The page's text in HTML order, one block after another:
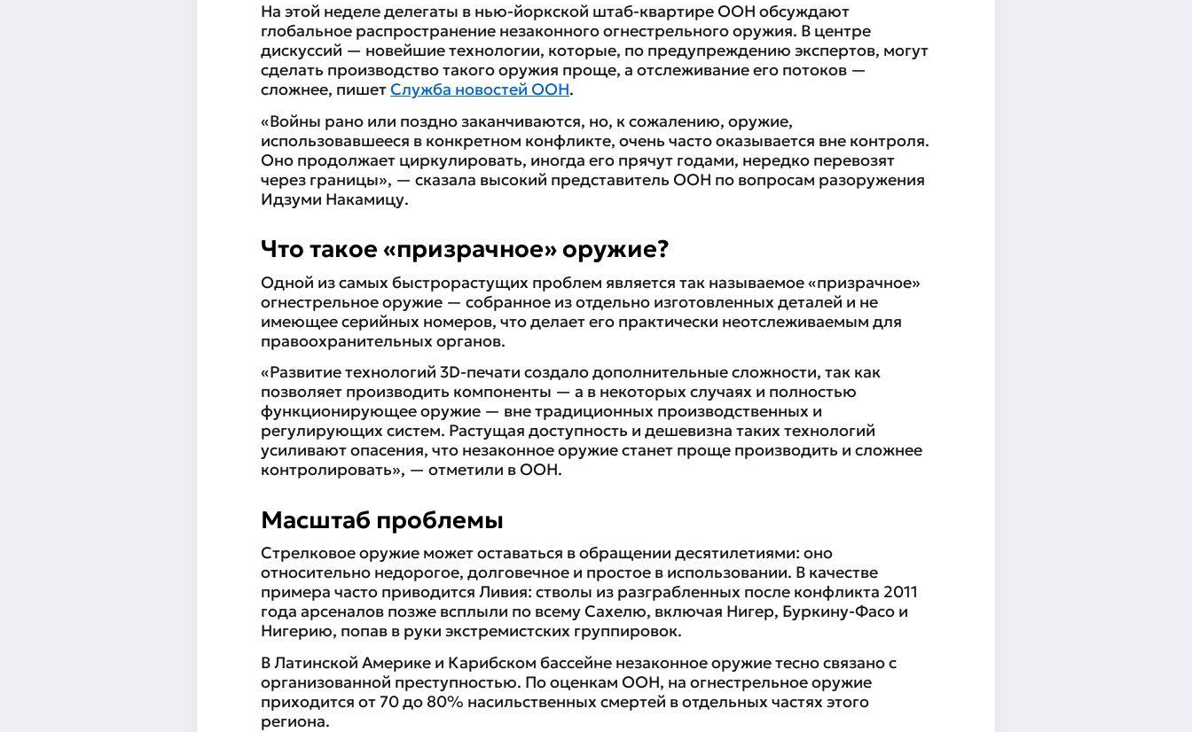
На этой неделе делегаты в нью-йоркской штаб-квартире ООН обсуждают
глобальное распространение незаконного огнестрельного оружия. В центре
дискуссий — новейшие технологии, которые, по предупреждению экспертов, могут
сделать производство такого оружия проще, а отслеживание его потоков —
сложнее, пишетСлужба новостей ООН.
«Войны рано или поздно заканчиваются, но, к сожалению, оружие,
использовавшееся в конкретном конфликте, очень часто оказывается вне контроля.
Оно продолжает циркулировать, иногда его прячут годами, нередко перевозят
через границы», — сказала высокий представитель ООН по вопросам разоружения
Идзуми Накамицу.
Что такое «призрачное» оружие?
Одной из самых быстрорастущих проблем является так называемое «призрачное»
огнестрельное оружие — собранное из отдельно изготовленных деталей и не
имеющее серийных номеров, что делает его практически неотслеживаемым для
правоохранительных органов.
«Развитие технологий 3D-печати создало дополнительные сложности, так как
позволяет производить компоненты — а в некоторых случаях и полностью
функционирующее оружие — вне традиционных производственных и
регулирующих систем. Растущая доступность и дешевизна таких технологий
усиливают опасения, что незаконное оружие станет проще производить и сложнее
контролировать», — отметили в ООН.
Масштаб проблемы
Стрелковое оружие может оставаться в обращении десятилетиями: оно
относительно недорогое, долговечное и простое в использовании. В качестве
примера часто приводится Ливия: стволы из разграбленных после конфликта 2011
года арсеналов позже всплыли по всему Сахелю, включая Нигер, Буркину-Фасо и
Нигерию, попав в руки экстремистских группировок.
В Латинской Америке и Карибском бассейне незаконное оружие тесно связано с
организованной преступностью. По оценкам ООН, на огнестрельное оружие
приходится от 70 до 80% насильственных смертей в отдельных частях этого
региона.